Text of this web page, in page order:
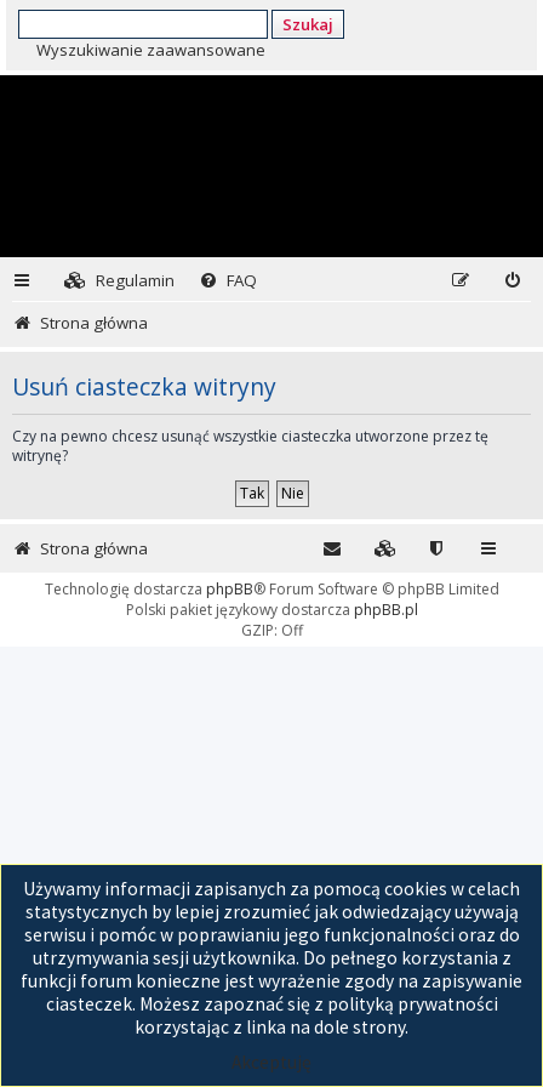
Szukaj
Wyszukiwanie zaawansowane
Regulamin
FAQ
Strona główna
Usuń ciasteczka witryny
Czy na pewno chcesz usunąć wszystkie ciasteczka utworzone przez tę
witrynę?
Używamy informacji zapisanych za pomocą cookies w celach
statystycznych by lepiej zrozumieć jak odwiedzający używają
serwisu i pomóc w poprawianiu jego funkcjonalności oraz do
utrzymywania sesji użytkownika. Do pełnego korzystania z
funkcji forum konieczne jest wyrażenie zgody na zapisywanie
ciasteczek. Możesz zapoznać się z polityką prywatności
korzystając z linka na dole strony.
Akceptuję
Strona główna
Technologię dostarcza phpBB® Forum Software © phpBB Limited
Polski pakiet językowy dostarcza phpBB.pl
GZIP: Off